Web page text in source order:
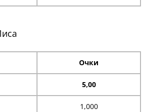
Очки
5,00
1,000